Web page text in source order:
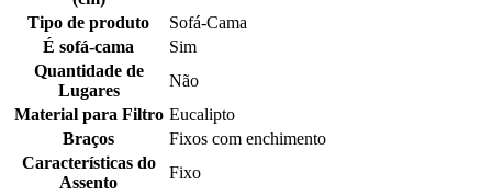
Tipo de produto
Sofá-Cama
É sofá-cama
Sim
Quantidade de
Lugares
Não
Material para Filtro Eucalipto
Braços
Fixos com enchimento
Características do
Assento
Fixo